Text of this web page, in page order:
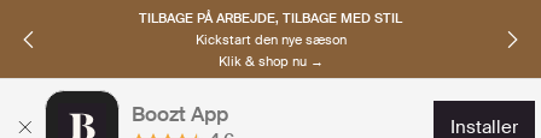
TILBAGE PÅ ARBEJDE, TILBAGE MED STIL
Kickstart den nye sæson
Klik & shop nu →
Boozt App installer